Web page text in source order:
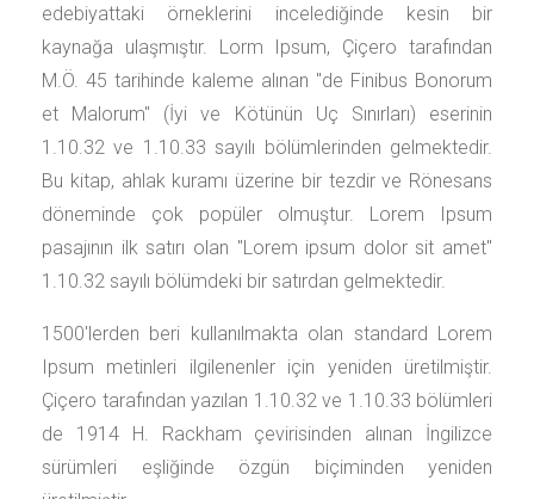
edebiyattaki örneklerini incelediğinde kesin bir
kaynağa ulaşmıştır. Lorm Ipsum, Çiçero tarafından
M.Ö. 45 tarihinde kaleme alınan "de Finibus Bonorum
et Malorum" (İyi ve Kötünün Uç Sınırları) eserinin
1.10.32 ve 1.10.33 sayılı bölümlerinden gelmektedir.
Bu kitap, ahlak kuramı üzerine bir tezdir ve Rönesans
döneminde çok popüler olmuştur. Lorem Ipsum
pasajının ilk satırı olan "Lorem ipsum dolor sit amet"
1.10.32 sayılı bölümdeki bir satırdan gelmektedir.
1500'lerden beri kullanılmakta olan standard Lorem
Ipsum metinleri ilgilenenler için yeniden üretilmiştir.
Çiçero tarafından yazılan 1.10.32 ve 1.10.33 bölümleri
de 1914 H. Rackham çevirisinden alınan İngilizce
sürümleri eşliğinde özgün biçiminden yeniden